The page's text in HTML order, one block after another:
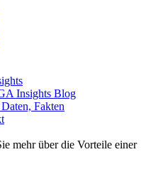
Insights Blog
Fakten
mehr über die Vorteile einer